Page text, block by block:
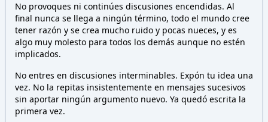
No provoques ni continúes discusiones encendidas. Al
final nunca se llega a ningún término, todo el mundo cree
tener razón y se crea mucho ruido y pocas nueces, y es
algo muy molesto para todos los demás aunque no estén
implicados.
No entres en discusiones interminables. Expón tu idea una
vez. No la repitas insistentemente en mensajes sucesivos
sin aportar ningún argumento nuevo. Ya quedó escrita la
primera vez.